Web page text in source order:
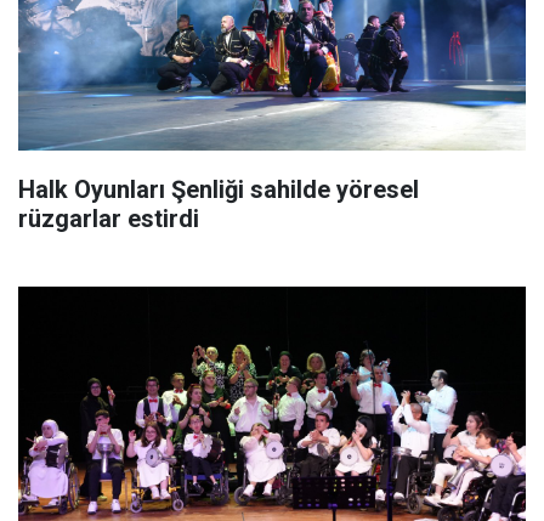
Halk Oyunları Şenliği sahilde yöresel
rüzgarlar estirdi